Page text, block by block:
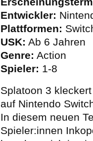
Entwickler:
Plattformen:
USK: Ab 6 Jahren
Genre: Action
Spieler: 1-8
Splatoon 3
auf Nintendo
In diesem neuen
Spieler:innen